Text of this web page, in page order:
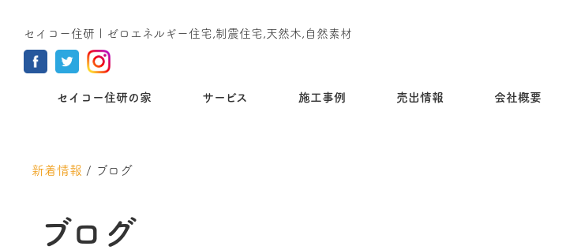
セイコー住研 | ゼロエネルギー住宅,制震住宅,天然木,自然素材
セイコー住研の家 サービス 施工事例 売出情報 会社概要
ブログ
新着情報 / ブログ